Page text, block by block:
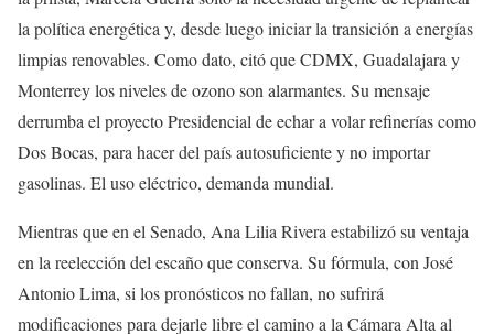
la política energética y, desde luego iniciar la transición a energías
limpias renovables. Como dato, citó que CDMX, Guadalajara y
Monterrey los niveles de ozono son alarmantes. Su mensaje
derrumba el proyecto Presidencial de echar a volar refinerías como
Dos Bocas, para hacer del país autosuficiente y no importar
gasolinas. El uso eléctrico, demanda mundial.
Mientras que en el Senado, Ana Lilia Rivera estabilizó su ventaja
en la reelección del escaño que conserva. Su fórmula, con José
Antonio Lima, si los pronósticos no fallan, no sufrirá
modificaciones para dejarle libre el camino a la Cámara Alta al